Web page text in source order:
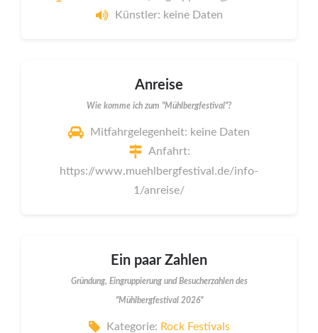
Künstler: keine Daten
Anreise
Wie komme ich zum "Mühlbergfestival"?
Mitfahrgelegenheit: keine Daten
Anfahrt:
https://www.muehlbergfestival.de/info-
1/anreise/
Ein paar Zahlen
Gründung, Eingruppierung und Besucherzahlen des
"Mühlbergfestival 2026"
Kategorie: Rock Festivals